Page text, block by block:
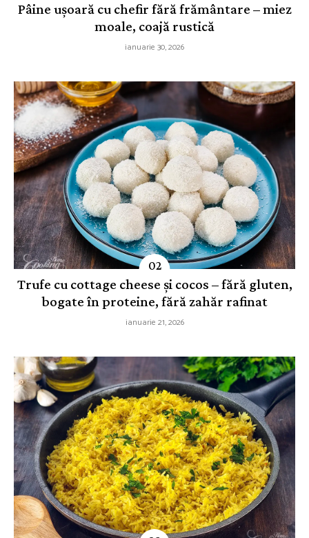
Pâine ușoară cu chefir fără frământare – miez
moale, coajă rustică
ianuarie 30, 2026
Trufe cu cottage cheese și cocos – fără gluten,
bogate în proteine, fără zahăr rafinat
ianuarie 21, 2026